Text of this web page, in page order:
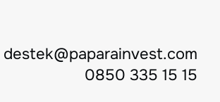
destek@paparainvest.com
0850 335 15 15